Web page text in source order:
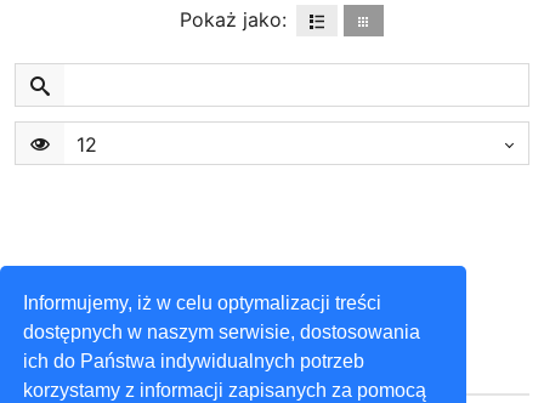
Informujemy, iż w celu optymalizacji treści
dostępnych w naszym serwisie, dostosowania
ich do Państwa indywidualnych potrzeb
korzystamy z informacji zapisanych za pomocą
Pokaż jako:
12